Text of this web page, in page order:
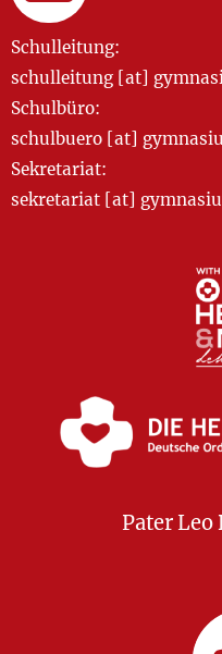
Schulleitung:
schulleitung [at]
Schulbüro:
schulbuero [at]
Sekretariat:
sekretariat [at]
Pater